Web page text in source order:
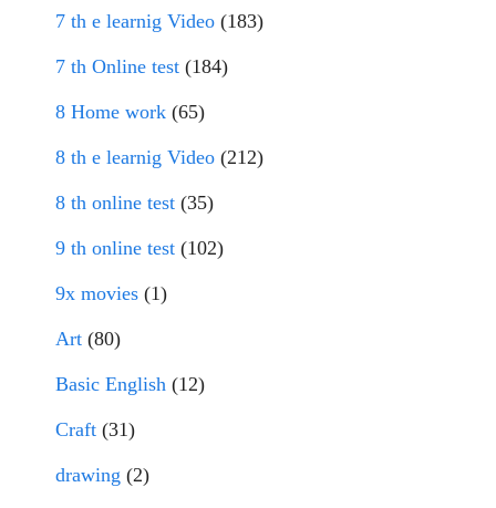
7 th e learnig Video (183)
7 th Online test (184)
8 Home work (65)
8 th e learnig Video (212)
8 th online test (35)
9 th online test (102)
9x movies (1)
Art (80)
Basic English (12)
Craft (31)
drawing (2)